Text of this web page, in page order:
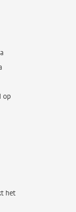
op
het